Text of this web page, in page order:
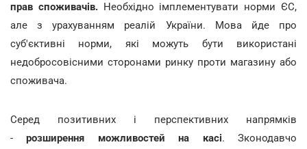
прав споживачів.Необхідно імплементувати норми ЄС,
але з урахуванням реалій України. Мова йде про
суб'єктивні норми, які можуть бути використані
недобросовісними сторонами ринку проти магазину або
споживача.
Серед позитивних і перспективних напрямків
-розширення можливостей на касі. Зконодавчо